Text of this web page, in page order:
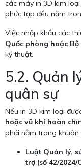
các máy in 3D kim
phức tạp đều nằm
Việc nhập khẩu các
Quốc phòng hoặc
kỹ thuật.
5.2. Quản
quân sự
Nếu in 3D kim loại
hoặc vũ khí hoàn
phải nằm trong khuôn
Luật Quản lý,
trợ (số 42/2024/